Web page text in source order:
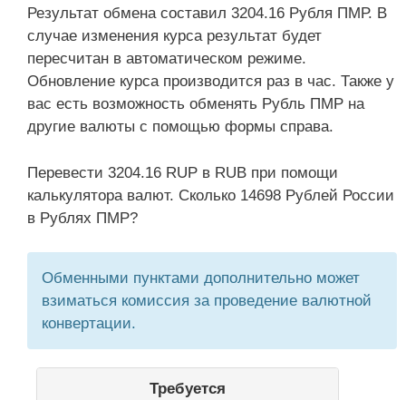
Результат обмена составил 3204.16 Рубля ПМР. В
случае изменения курса результат будет
пересчитан в автоматическом режиме.
Обновление курса производится раз в час. Также у
вас есть возможность обменять Рубль ПМР на
другие валюты с помощью формы справа.
Перевести 3204.16 RUP в RUB при помощи
калькулятора валют. Сколько 14698 Рублей России
в Рублях ПМР?
Обменными пунктами дополнительно может
взиматься комиссия за проведение валютной
конвертации.
Требуется